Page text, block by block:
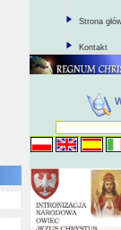
Strona
Kontakt